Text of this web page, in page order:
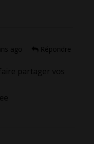
ago Répondre
partager vos